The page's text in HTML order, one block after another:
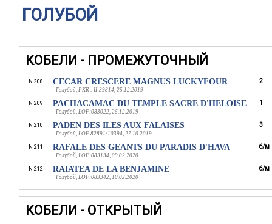
ГОЛУБОЙ
КОБЕЛИ - ПРОМЕЖУТОЧНЫЙ
N 208 CECAR CRESCERE MAGNUS LUCKYFOUR
Голубой, PKR : II-39814, 25.12.2019
2
N 209 PACHACAMAC DU TEMPLE SACRE D'HELOISE
Голубой, LOF:083022, 26.12.2019
1
N 210 PADEN DES ILES AUX FALAISES
Голубой, LOF 82891/10394, 27.10.2019
3
N 211 RAFALE DES GEANTS DU PARADIS D'HAVA
Голубой, LOF:083134, 09.02.2020
б/м
N 212 RAIATEA DE LA BENJAMINE
Голубой, LOF:083342, 10.02.2020
б/м
КОБЕЛИ - ОТКРЫТЫЙ